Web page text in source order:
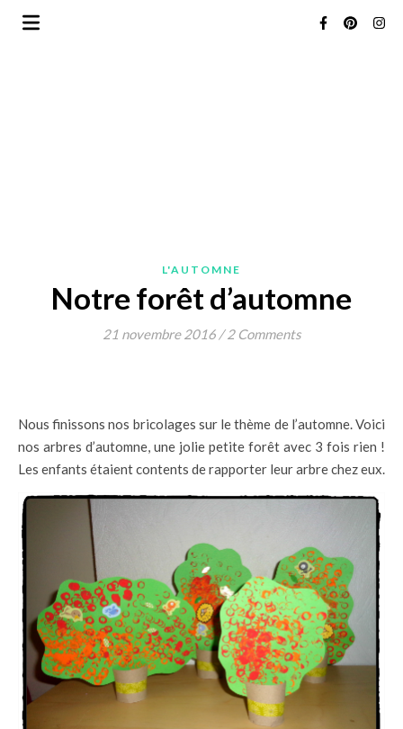
L'AUTOMNE
Notre forêt d’automne
21 novembre 2016 / 2 Comments
Nous finissons nos bricolages sur le thème de l’automne. Voici
nos arbres d’automne, une jolie petite forêt avec 3 fois rien !
Les enfants étaient contents de rapporter leur arbre chez eux.